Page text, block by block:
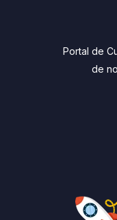
Portal de
de